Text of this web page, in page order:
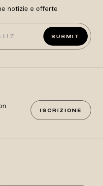
notizie e offerte
SUBMIT
ISCRIZIONE